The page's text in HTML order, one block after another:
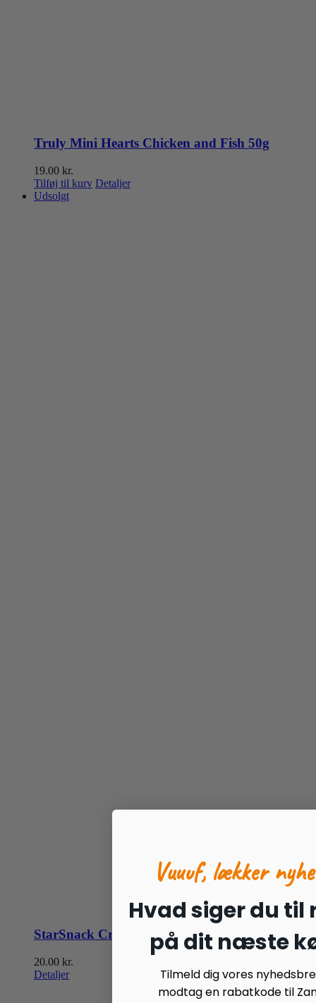
Truly Mini Hearts Chicken and Fish 50g
19.00 kr.
Tilføj til kurv Detaljer
Udsolgt
StarSnack Crushy Anti-Hairball Bag
20.00 kr.
Detaljer
Vuuuf, lækker
Hvad siger du til
på dit næste
Tilmeld dig vores
modtag en rabatkode til